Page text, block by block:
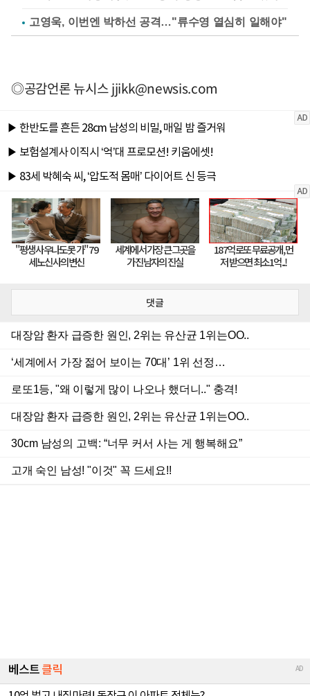
고영욱, 이번엔 박하선 공격…"류수영 열심히 일해야"
◎공감언론 뉴시스jjikk@newsis.com
댓글